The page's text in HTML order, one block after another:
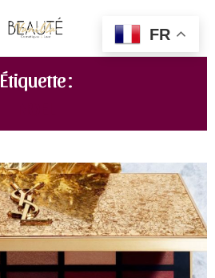
Étiquette :
FR